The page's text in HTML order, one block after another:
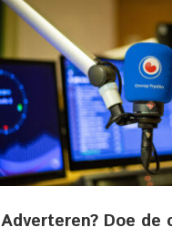
Adverteren? Doe de